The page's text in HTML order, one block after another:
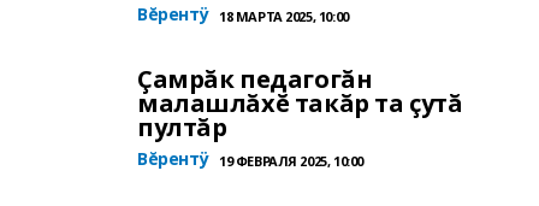
Вĕрентÿ 18 МАРТА 2025, 10:00
Çамрăк педагогăн
малашлăхĕ такăр та çутă
пултăр
Вĕрентÿ 19 ФЕВРАЛЯ 2025, 10:00